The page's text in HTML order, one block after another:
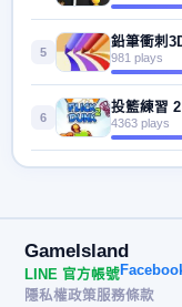
5
鉛筆衝刺
981 plays
6
投籃練習 2
4363 plays
GameIsland
LINE 官方帳號
隱私權政策服務條款